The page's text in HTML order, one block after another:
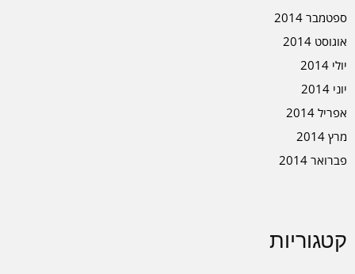
ספטמבר 2014
אוגוסט 2014
יולי 2014
יוני 2014
אפריל 2014
מרץ 2014
פברואר 2014
קטגוריות